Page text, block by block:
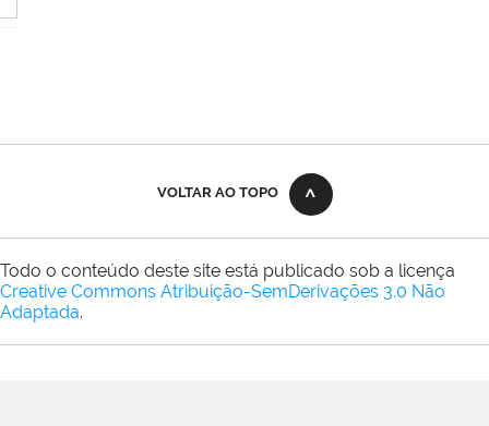
VOLTAR AO TOPO
Todo o conteúdo deste site está publicado sob a licença
Creative Commons Atribuição-SemDerivações 3.0 Não
Adaptada.